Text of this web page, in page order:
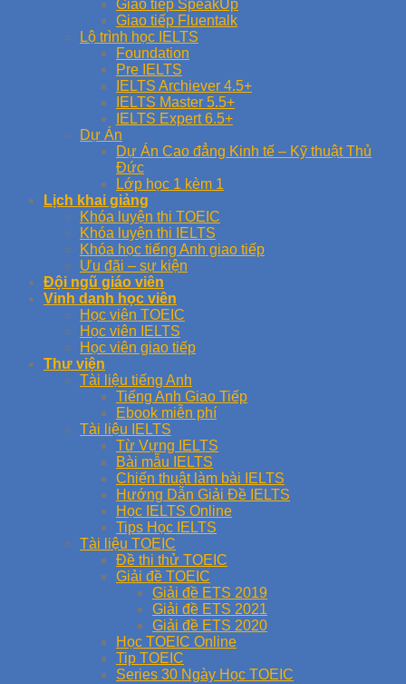
Giao tiếp SpeakUp
Giao tiếp Fluentalk
Lộ trình học IELTS
Foundation
Pre IELTS
IELTS Archiever 4.5+
IELTS Master 5.5+
IELTS Expert 6.5+
Dự Án
Dự Án Cao đẳng Kinh tế – Kỹ thuật Thủ
Đức
Lớp học 1 kèm 1
Lịch khai giảng
Khóa luyện thi TOEIC
Khóa luyện thi IELTS
Khóa học tiếng Anh giao tiếp
Ưu đãi – sự kiện
Đội ngũ giáo viên
Vinh danh học viên
Học viên TOEIC
Học viên IELTS
Học viên giao tiếp
Thư viện
Tài liệu tiếng Anh
Tiếng Anh Giao Tiếp
Ebook miễn phí
Tài liệu IELTS
Từ Vựng IELTS
Bài mẫu IELTS
Chiến thuật làm bài IELTS
Hướng Dẫn Giải Đề IELTS
Học IELTS Online
Tips Học IELTS
Tài liệu TOEIC
Đề thi thử TOEIC
Giải đề TOEIC
Giải đề ETS 2019
Giải đề ETS 2021
Giải đề ETS 2020
Học TOEIC Online
Tip TOEIC
Series 30 Ngày Học TOEIC